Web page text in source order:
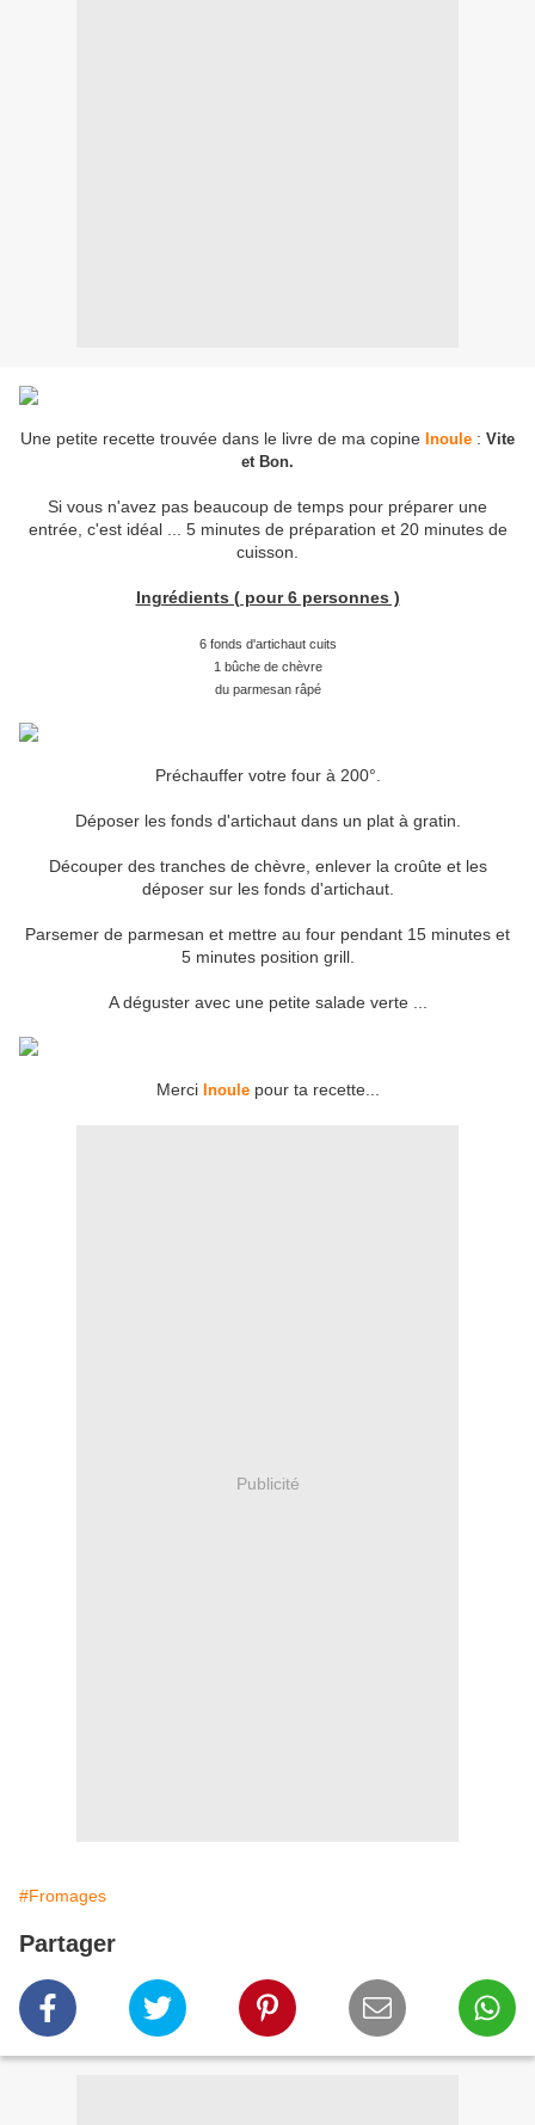
Une petite recette trouvée dans le livre de ma copine Inoule : Vite
et Bon.
Si vous n'avez pas beaucoup de temps pour préparer une
entrée, c'est idéal ... 5 minutes de préparation et 20 minutes de
cuisson.
Ingrédients ( pour 6 personnes )
6 fonds d'artichaut cuits
1 bûche de chèvre
du parmesan râpé
Préchauffer votre four à 200°.
Déposer les fonds d'artichaut dans un plat à gratin.
Découper des tranches de chèvre, enlever la croûte et les
déposer sur les fonds d'artichaut.
Parsemer de parmesan et mettre au four pendant 15 minutes et
5 minutes position grill.
A déguster avec une petite salade verte ...
Merci Inoulepour ta recette...
Publicité
#Fromages
Partager